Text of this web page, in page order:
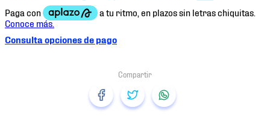
Consulta opciones de pago